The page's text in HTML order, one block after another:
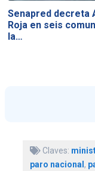
Senapred decreta
Roja en seis
la…
Claves:
paro nacional,